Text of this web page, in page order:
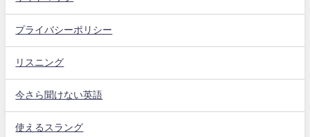
プライバシーポリシー
リスニング
今さら聞けない英語
使えるスラング